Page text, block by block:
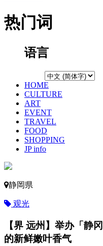
热门词
语言
HOME
CULTURE
ART
EVENT
TRAVEL
FOOD
SHOPPING
JP info
静岡県
观光
【界 远州】举办「静
的新鲜嫩叶香气